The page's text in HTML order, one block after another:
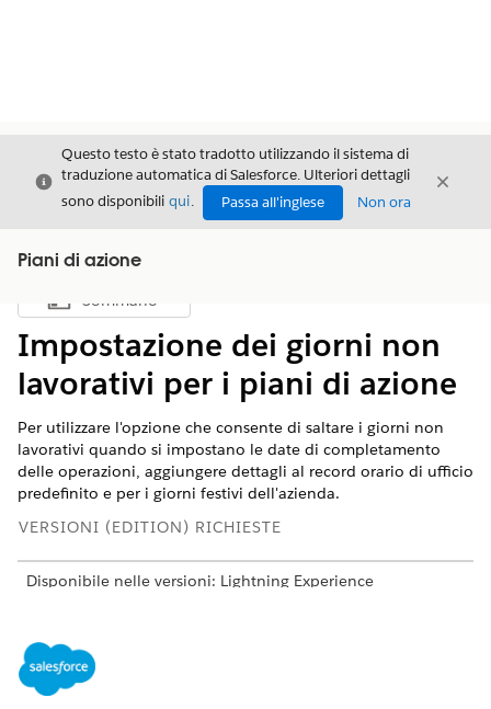
Chiudi
Questo testo è stato tradotto utilizzando il sistema di
traduzione automatica di Salesforce. Ulteriori dettagli
sono disponibili qui. Passa all'inglese Non ora
Chiudi
Piani di azione
Mostra sommario
Sommario
Impostazione dei giorni non
lavorativi per i piani di azione
Per utilizzare l'opzione che consente di saltare i giorni non
lavorativi quando si impostano le date di completamento
delle operazioni, aggiungere dettagli al record orario di ufficio
predefinito e per i giorni festivi dell'azienda.
VERSIONI (EDITION) RICHIESTE
Disponibile nelle versioni: Lightning Experience
Education Cloud, Financial Services Cloud, Government
Cloud con Lightning Scheduler, Health Cloud,
Manufacturing Cloud, Nonprofit Cloud e Soluzioni per il
settore pubblico.